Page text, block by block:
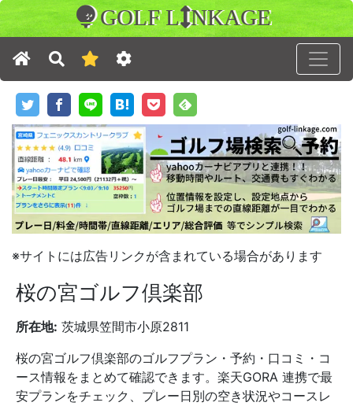
GOLF L NKAGE
※サイトには広告リンクが含まれている場合があります
桜の宮ゴルフ倶楽部
所在地: 茨城県笠間市小原2811
桜の宮ゴルフ倶楽部のゴルフプラン・予約・口コミ・コ
ース情報をまとめて確認できます。楽天GORA 連携で最
安プランをチェック、プレー日別の空き状況やコースレ